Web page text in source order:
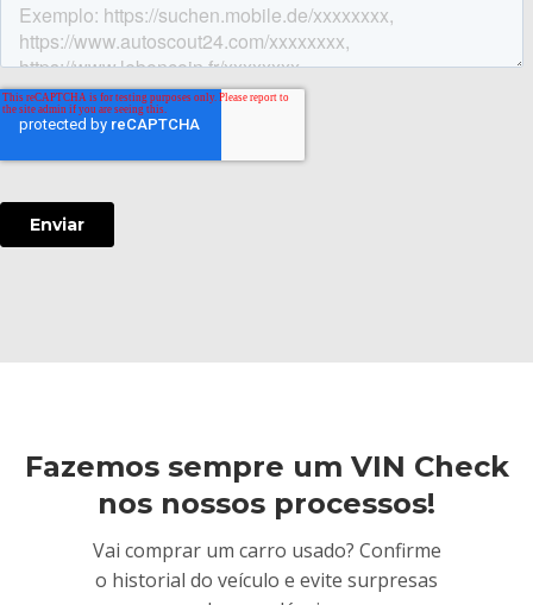
Fazemos sempre um VIN Check
nos nossos processos!
Vai comprar um carro usado? Confirme
o historial do veículo e evite surpresas